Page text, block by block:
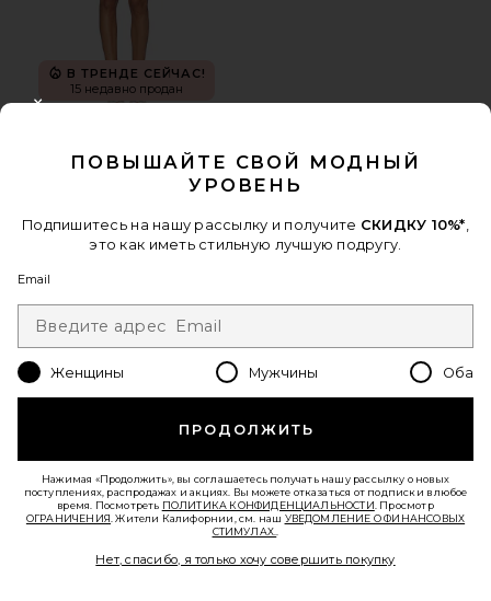
В ТРЕНДЕ СЕЙЧАС!
15 недавно продан
Lovers and Friends
$250
Favorite ПЛАТЬЕ ANNABELLE
ПОВЫШАЙТЕ СВОЙ МОДНЫЙ
УРОВЕНЬ
Подпишитесь на нашу рассылку и получите СКИДКУ 10%*
это как иметь стильную лучшую подругу.
Email
Женщины Мужчины Оба
ПРОДОЛЖИТЬ
Нажимая «Продолжить», вы соглашаетесь получать нашу рассылку о новых
поступлениях, распродажах и акциях. Вы можете отказаться от подписки в любое
время. Посмотреть ПОЛИТИКА КОНФИДЕНЦИАЛЬНОСТИ . Просмотр
ОГРАНИЧЕНИЯ . Жители Калифорнии, см. наш УВЕДОМЛЕНИЕ О ФИНАНСОВЫХ
СТИМУЛАХ.
Нет, спасибо, я только хочу совершить покупку